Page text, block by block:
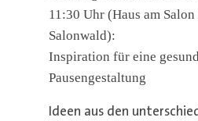
11:30 Uhr (Haus am Salon
Salonwald):
Inspiration für eine
Pausengestaltung
Ideen aus den